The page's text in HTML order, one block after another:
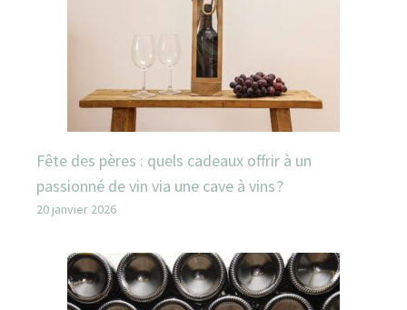
Fête des pères : quels cadeaux offrir à un
passionné de vin via une cave à vins ?
20 janvier 2026